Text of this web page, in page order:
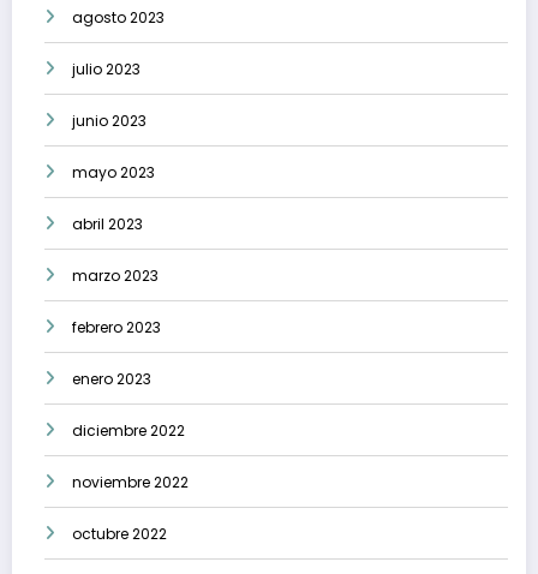
agosto 2023
julio 2023
junio 2023
mayo 2023
abril 2023
marzo 2023
febrero 2023
enero 2023
diciembre 2022
noviembre 2022
octubre 2022